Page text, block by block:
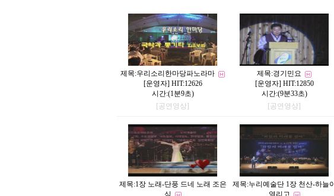
제목:우리소리한마당파노라마
[운영자] HIT:12626
시간:(1분9초)
[공연영상]
제목:경기민요
[운영자] HIT:12850
시간:(9분33초)
[공연영상]
제목:1장 노래-단풍 드네 노래 조은
심
제목:누리예술단 1장 천산-하늘이
열리고